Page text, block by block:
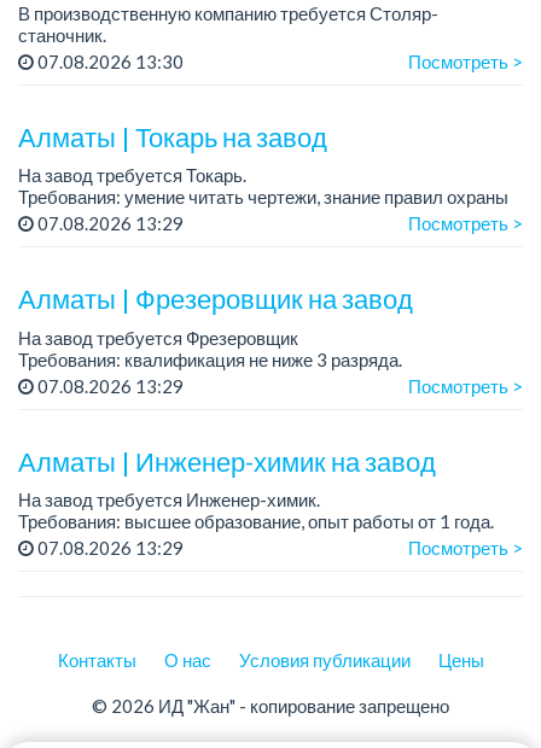
В производственную компанию требуется Столяр-
станочник.
График работы: 5/2, с 08.00 до 18.00.
07.08.2026 13:30 Посмотреть >
Алматы | Токарь на завод
На завод требуется Токарь.
Требования: умение читать чертежи, знание правил охраны
труда при выполнении работ на металлорежущем
07.08.2026 13:29 Посмотреть >
Алматы | Фрезеровщик на завод
На завод требуется Фрезеровщик
Требования: квалификация не ниже 3 разряда.
График работы: 5/2, пятидневка.
07.08.2026 13:29 Посмотреть >
Алматы | Инженер-химик на завод
На завод требуется Инженер-химик.
Требования: высшее образование, опыт работы от 1 года.
График работы: 5/2, пятидневка.
07.08.2026 13:29 Посмотреть >
Контакты О нас Условия публикации Цены
© 2026 ИД "Жан" - копирование запрещено